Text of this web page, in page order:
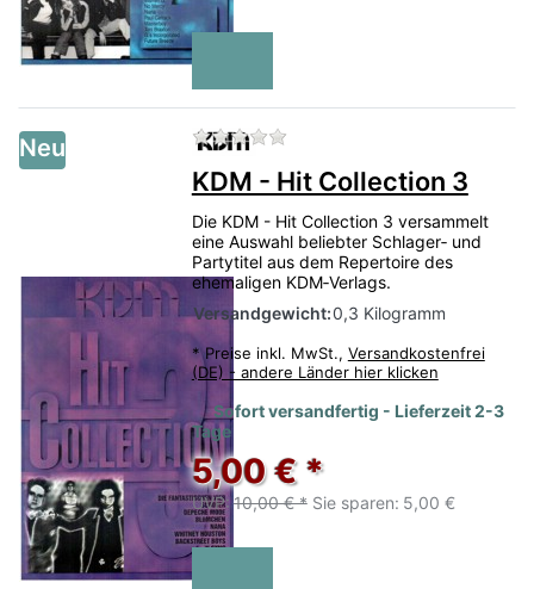
Neu Zu diesem Produkt liegen
KDM - Hit Collection 3
Die KDM - Hit Collection 3 versammelt
eine Auswahl beliebter Schlager‑ und
Partytitel aus dem Repertoire des
ehemaligen KDM‑Verlags.
Versandgewicht:0,3 Kilogramm
* Preise inkl. MwSt., Versandkostenfrei
(DE) - andere Länder hier klicken
Sofort versandfertig - Lieferzeit 2-3
Tage
5,00 € *
UVP: 10,00 € * Sie sparen: 5,00 €